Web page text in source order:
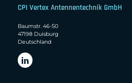
CPI Vertex Antennentechnik GmbH
Baumstr. 46-50
47198 Duisburg
Deutschland